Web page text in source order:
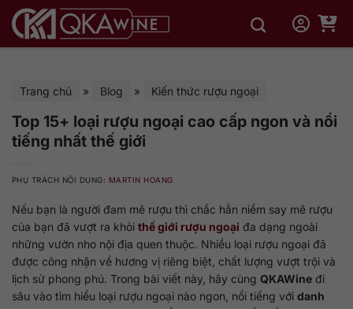
qua
Trang chủ » Blog » Kiến thức rượu ngoại
Top 15+ loại rượu ngoại cao cấp ngon và nổi
tiếng nhất thế giới
PHỤ TRÁCH NỘI DUNG: MARTIN HOANG
Nếu bạn là người đam mê rượu thì chắc hẳn niềm say mê rượu
của bạn đã vượt ra khỏi thế giới rượu ngoại đa dạng ngoài
những vườn nho nội địa quen thuộc. Nhiều loại rượu ngoại đã
được công nhận về hương vị riêng biệt, chất lượng vượt trội và
lịch sử phong phú. Trong bài viết này, hãy cùng QKAWine đi
sâu vào tìm hiểu loại rượu ngoại nào ngon, nổi tiếng với danh